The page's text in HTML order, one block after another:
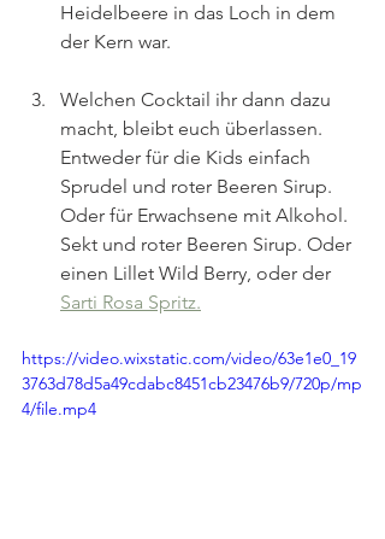
Heidelbeere in das Loch in dem
der Kern war.
Welchen Cocktail ihr dann dazu
macht, bleibt euch überlassen.
Entweder für die Kids einfach
Sprudel und roter Beeren Sirup.
Oder für Erwachsene mit Alkohol.
Sekt und roter Beeren Sirup. Oder
einen Lillet Wild Berry, oder der
Sarti Rosa Spritz.
https://video.wixstatic.com/video/63e1e0_19
3763d78d5a49cdabc8451cb23476b9/720p/mp
4/file.mp4